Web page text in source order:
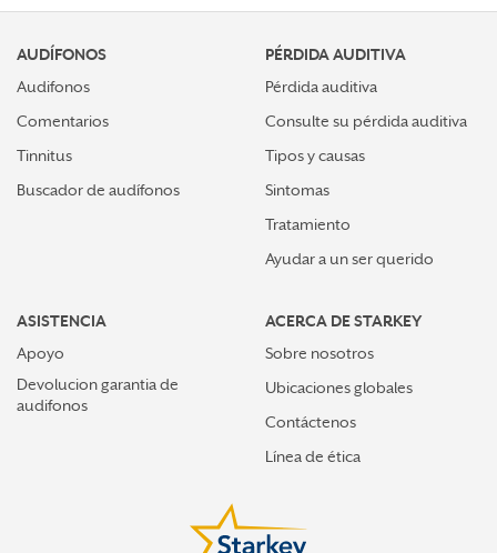
AUDÍFONOS
Audifonos
Comentarios
Tinnitus
Buscador de audífonos
PÉRDIDA AUDITIVA
Pérdida auditiva
Consulte su pérdida auditiva
Tipos y causas
Sintomas
Tratamiento
Ayudar a un ser querido
ASISTENCIA
Apoyo
Devolucion garantia de
audifonos
ACERCA DE STARKEY
Sobre nosotros
Ubicaciones globales
Contáctenos
Línea de ética